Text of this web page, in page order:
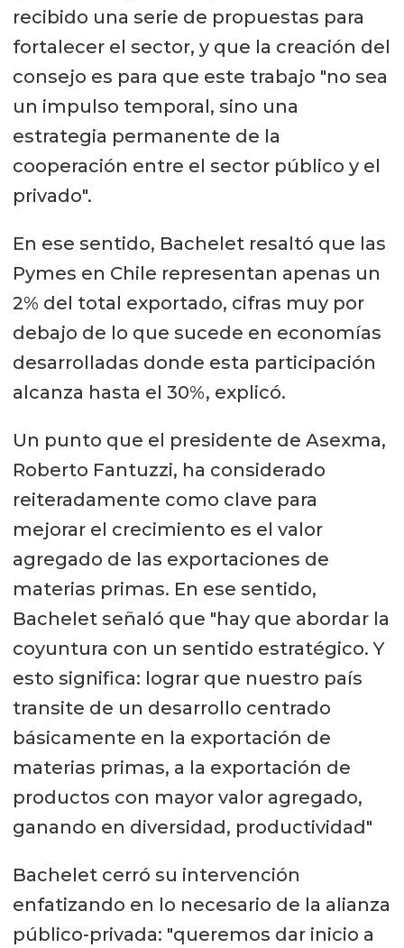
recibido una serie de propuestas para
fortalecer el sector, y que la creación del
consejo es para que este trabajo "no sea
un impulso temporal, sino una
estrategia permanente de la
cooperación entre el sector público y el
privado".
En ese sentido, Bachelet resaltó que las
Pymes en Chile representan apenas un
2% del total exportado, cifras muy por
debajo de lo que sucede en economías
desarrolladas donde esta participación
alcanza hasta el 30%, explicó.
Un punto que el presidente de Asexma,
Roberto Fantuzzi, ha considerado
reiteradamente como clave para
mejorar el crecimiento es el valor
agregado de las exportaciones de
materias primas. En ese sentido,
Bachelet señaló que "hay que abordar la
coyuntura con un sentido estratégico. Y
esto significa: lograr que nuestro país
transite de un desarrollo centrado
básicamente en la exportación de
materias primas, a la exportación de
productos con mayor valor agregado,
ganando en diversidad, productividad"
Bachelet cerró su intervención
enfatizando en lo necesario de la alianza
público-privada: "queremos dar inicio a